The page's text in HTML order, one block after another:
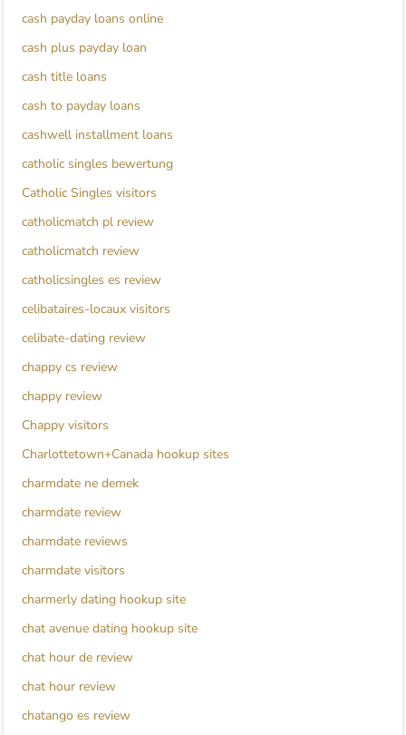
cash payday loans online
cash plus payday loan
cash title loans
cash to payday loans
cashwell installment loans
catholic singles bewertung
Catholic Singles visitors
catholicmatch pl review
catholicmatch review
catholicsingles es review
celibataires-locaux visitors
celibate-dating review
chappy cs review
chappy review
Chappy visitors
Charlottetown+Canada hookup sites
charmdate ne demek
charmdate review
charmdate reviews
charmdate visitors
charmerly dating hookup site
chat avenue dating hookup site
chat hour de review
chat hour review
chatango es review